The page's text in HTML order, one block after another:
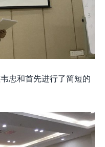
忠和首先进行了简短的